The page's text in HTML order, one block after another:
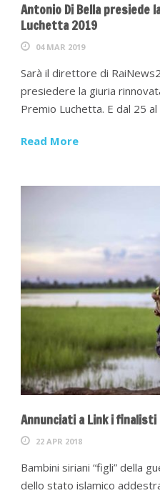
Antonio Di Bella presiede
Luchetta 2019
04 MAR 2019
Sarà il direttore di
presiedere la giuria
Premio Luchetta. E dal 25 al
Read More
Annunciati a Link i
22 APR 2018
Bambini siriani “figli” della
dello stato islamico